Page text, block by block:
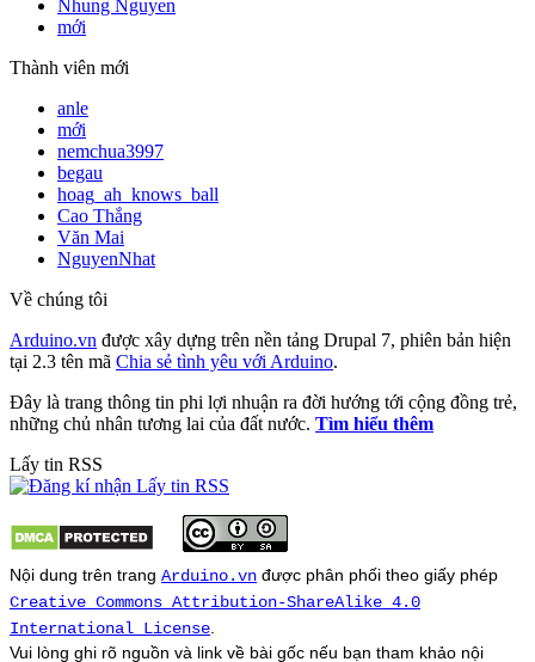
Nhung Nguyen
mới
Thành viên mới
anle
mới
nemchua3997
begau
hoag_ah_knows_ball
Cao Thắng
Văn Mai
NguyenNhat
Về chúng tôi
Arduino.vn được xây dựng trên nền tảng Drupal 7, phiên bản hiện
tại 2.3 tên mã Chia sẻ tình yêu với Arduino.
Đây là trang thông tin phi lợi nhuận ra đời hướng tới cộng đồng trẻ,
những chủ nhân tương lai của đất nước. Tìm hiểu thêm
Lấy tin RSS
Nội dung trên trang Arduino.vn được phân phối theo giấy phép
Creative Commons Attribution-ShareAlike 4.0
International License
Vui lòng ghi rõ nguồn và link về bài gốc nếu bạn tham khảo nội